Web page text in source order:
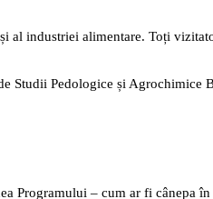
al industriei alimentare. Toți
Studii Pedologice și Agrochimice
Programului – cum ar fi cânepa în